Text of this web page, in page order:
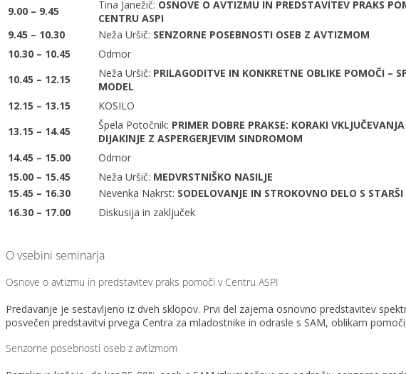
9.00 – 9.45
Tina Janežič: OSNOVE O AVTIZMU IN PREDSTAVITEV PRAKS
CENTRU ASPI
9.45 – 10.30
Neža Uršič: SENZORNE POSEBNOSTI OSEB Z AVTIZMOM
10.30 – 10.45
Odmor
10.45 – 12.15
Neža Uršič: PRILAGODITVE IN KONKRETNE OBLIKE POMOČI –
MODEL
12.15 – 13.15
KOSILO
13.15 – 14.45
Špela Potočnik: PRIMER DOBRE PRAKSE: KORAKI VKLJUČEVANJA
DIJAKINJE Z ASPERGERJEVIM SINDROMOM
14.45 – 15.00
Odmor
15.00 – 15.45
Neža Uršič: MEDVRSTNIŠKO NASILJE
15.45 – 16.30
Nevenka Nakrst: SODELOVANJE IN STROKOVNO DELO S STARŠI
16.30 – 17.00
Diskusija in zaključek
O vsebini seminarja
Osnove o avtizmu in predstavitev praks pomoči v Centru ASPI
Predavanje je sestavljeno iz dveh sklopov. Prvi del zajema osnovno predstavitev
posvečen predstavitvi prvega Centra za mladostnike in odrasle s SAM, oblikam
Senzorne posebnosti oseb z avtizmom